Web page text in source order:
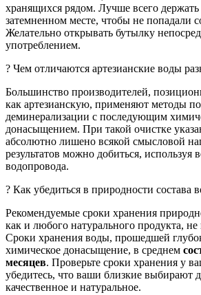
хранящихся рядом. Лучше всего
затемненном месте, чтобы не попадали
Желательно открывать бутылку
употреблением.
? Чем отличаются артезианские воды
Большинство производителей,
как артезианскую, применяют методы
деминерализации с последующим
донасыщением. При такой очистке
абсолютно лишено всякой смысловой
результатов можно добиться, используя
водопровода.
? Как убедиться в природности состава
Рекомендуемые сроки хранения
как и любого натурального продукта,
Сроки хранения воды, прошедшей
химическое донасыщение, в среднем
месяцев. Проверьте сроки хранения у
убедитесь, что ваши близкие выбирают
качественное и натуральное.